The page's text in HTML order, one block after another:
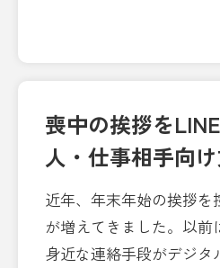
喪中の挨拶を
人・仕事相手向け
近年、年末年始の挨拶
が増えてきました。以前
身近な連絡手段がデジタ